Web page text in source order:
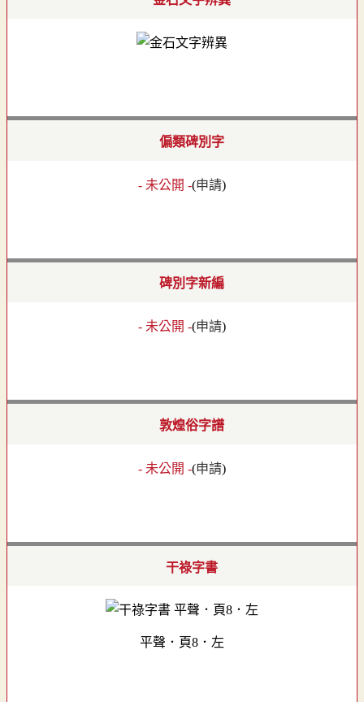
偏類碑別字
- 未公開 -(申請)
碑別字新編
- 未公開 -(申請)
敦煌俗字譜
- 未公開 -(申請)
干祿字書
平聲．頁8．左